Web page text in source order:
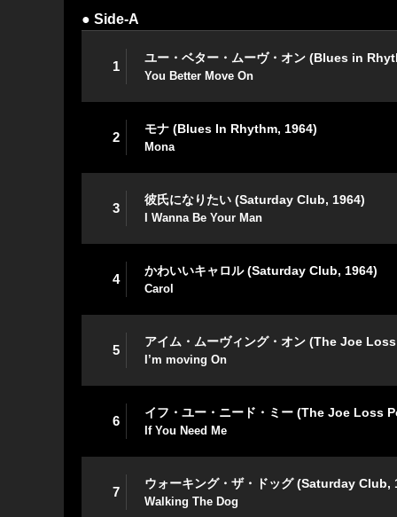
● Side-A
1
ユー・ベター・ムーヴ・オン (Blues in
You Better Move On
2
モナ (Blues In Rhythm, 1964)
Mona
3
彼氏になりたい (Saturday Club, 1964)
I Wanna Be Your Man
4
かわいいキャロル (Saturday Club, 1964)
Carol
5
アイム・ムーヴィング・オン (The Joe
I’m moving On
6
イフ・ユー・ニード・ミー (The Joe Loss
If You Need Me
7
ウォーキング・ザ・ドッグ (Saturday Club,
Walking The Dog